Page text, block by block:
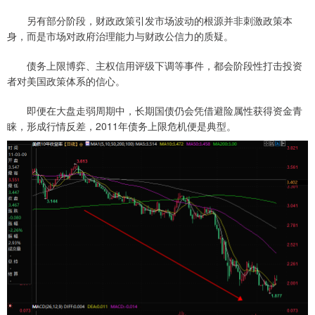
另有部分阶段，财政政策引发市场波动的根源并非刺激政策本
身，而是市场对政府治理能力与财政公信力的质疑。
债务上限博弈、主权信用评级下调等事件，都会阶段性打击投资
者对美国政策体系的信心。
即便在大盘走弱周期中，长期国债仍会凭借避险属性获得资金青
睐，形成行情反差，2011年债务上限危机便是典型。